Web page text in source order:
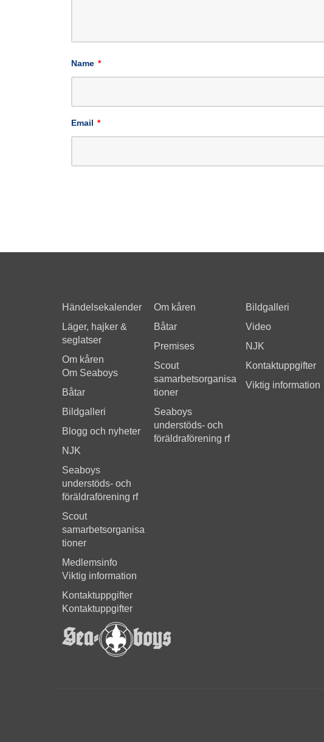
Name *
Email *
Händelsekalender
Läger, hajker &
seglatser
Om kåren
Om Seaboys
Båtar
Bildgalleri
Blogg och nyheter
NJK
Seaboys
understöds- och
föräldraförening rf
Scout
samarbetsorganisa
tioner
Medlemsinfo
Viktig information
Kontaktuppgifter
Kontaktuppgifter
Om kåren
Båtar
Premises
Scout
samarbetsorganisa
tioner
Seaboys
understöds- och
föräldraförening rf
Bildgalleri
Video
NJK
Kontaktuppgifter
Viktig information